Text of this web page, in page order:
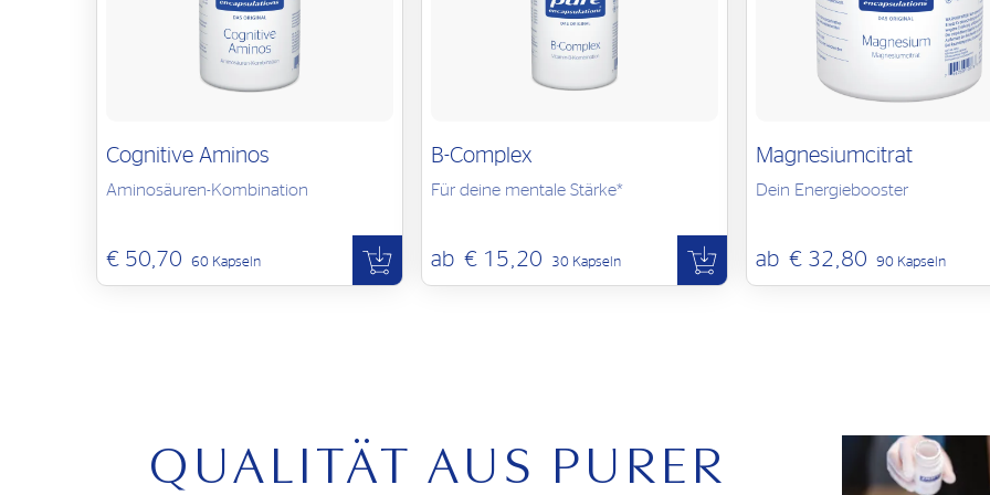
Cognitive Aminos
Aminosäuren-Kombination
€ 50,70 60 Kapseln
B-Complex
Für deine mentale Stärke*
ab € 15,20 30 Kapseln
Magnesiumcitrat
Dein Energiebooster
ab € 32,80 90 Kapseln
QUALITÄT AUS PURER